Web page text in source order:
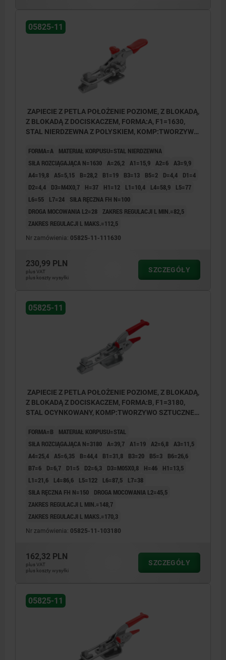
05825-11
ZAPIECIE Z PETLA POŁOŻENIE POZIOME, Z BLOKADĄ,
Z BLOKADĄ Z DOCISKACZEM, FORMA:A, F1=1630,
STAL NIERDZEWNA Z POLYSKIEM, KOMP:TWORZYWO
FORMA=A
MATERIAŁ KORPUSU=STAL NIERDZEWNA
SIŁA ROZCIĄGAJĄCA N=1630 A=26,2 A1=15,9 A2=6 A3=9,9
A4=19,8 A5=5,15 B=28,2 B1=19 B3=13 B5=2 D=4,4
D1=4
D2=4,4
D3=M4X0,7 H=37 H1=12 L1=10,4 L4=58,9
L5=77
L6=55
L7=24
SIŁA RĘCZNA FH N=100
DROGA MOCOWANIA L2=28 ZAKRES REGULACJI L MIN.=82,5
ZAKRES REGULACJI L MAKS.=112,5
Nr zamówienia: 05825-11-111630
230,99 PLN
plus VAT
plus koszty wysyłki
SZCZEGÓŁY
05825-11
ZAPIECIE Z PETLA POŁOŻENIE POZIOME, Z BLOKADĄ,
Z BLOKADĄ Z DOCISKACZEM, FORMA:B, F1=3180,
STAL OCYNKOWANY, KOMP:TWORZYWO SZTUCZNE
FORMA=B
MATERIAŁ KORPUSU=STAL
SIŁA ROZCIĄGAJĄCA N=3180 A=39,7 A1=19 A2=6,8 A3=11,5
A4=25,4 A5=6,35 B=44,4 B1=31,8 B3=20 B5=3
B6=26,6
B7=6
D=6,7 D1=5 D2=6,3 D3=M05X0,8 H=46
H1=13,5
L1=21,6
L4=86,6 L5=122 L6=87,5
L7=38
SIŁA RĘCZNA FH N=150
DROGA MOCOWANIA L2=45,5
ZAKRES REGULACJI L MIN.=148,7
ZAKRES REGULACJI L MAKS.=170,3
Nr zamówienia: 05825-11-103180
162,32 PLN
plus VAT
plus koszty wysyłki
SZCZEGÓŁY
05825-11